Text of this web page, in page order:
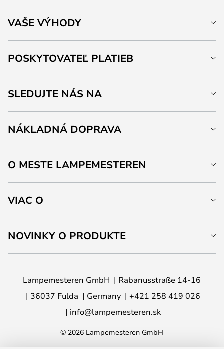
VAŠE VÝHODY
POSKYTOVATEĽ PLATIEB
SLEDUJTE NÁS NA
NÁKLADNÁ DOPRAVA
O MESTE LAMPEMESTEREN
VIAC O
NOVINKY O PRODUKTE
Lampemesteren GmbH
Rabanusstraße 14-16
36037 Fulda
Germany
+421 258 419 026
info@lampemesteren.sk
© 2026 Lampemesteren GmbH